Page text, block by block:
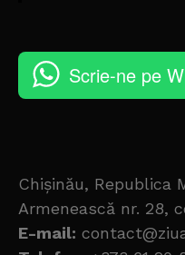
Scrie-ne pe
Chișinău, Republica
Armenească nr. 28,
E-mail: